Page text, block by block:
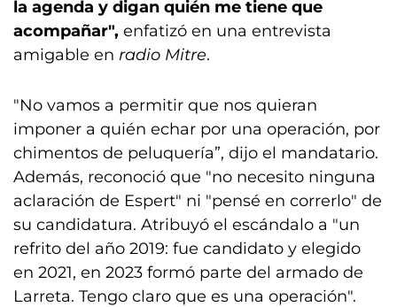
la agenda y digan quién me tiene que
acompañar", enfatizó en una entrevista
amigable en radio Mitre.
"No vamos a permitir que nos quieran
imponer a quién echar por una operación, por
chimentos de peluquería”, dijo el mandatario.
Además, reconoció que "no necesito ninguna
aclaración de Espert" ni "pensé en correrlo" de
su candidatura. Atribuyó el escándalo a "un
refrito del año 2019: fue candidato y elegido
en 2021, en 2023 formó parte del armado de
Larreta. Tengo claro que es una operación".